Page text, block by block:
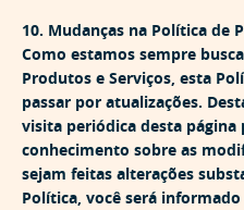
10. Mudanças na Política de
Como estamos sempre
Produtos e Serviços, esta
passar por atualizações.
visita periódica desta página
conhecimento sobre as
sejam feitas alterações
Política, você será